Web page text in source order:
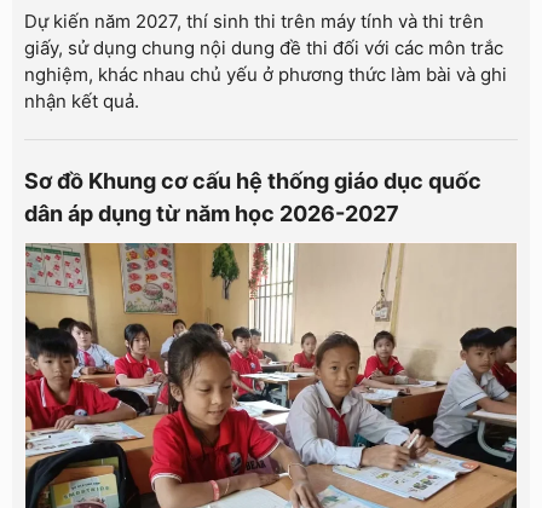
Dự kiến năm 2027, thí sinh thi trên máy tính và thi trên
giấy, sử dụng chung nội dung đề thi đối với các môn trắc
nghiệm, khác nhau chủ yếu ở phương thức làm bài và ghi
nhận kết quả.
Sơ đồ Khung cơ cấu hệ thống giáo dục quốc
dân áp dụng từ năm học 2026-2027